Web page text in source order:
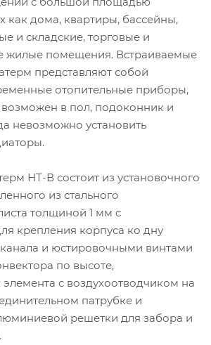
как дома, квартиры, бассейны,
и складские, торговые и
жилые помещения. Встраиваемые
представляют собой
отопительные приборы,
в пол, подоконник и
невозможно установить
НТ-В состоит из установочного
из стального
толщиной 1 мм с
крепления корпуса ко дну
и юстировочными винтами
по высоте,
элемента с воздухоотводчиком на
патрубке и
решетки для забора и